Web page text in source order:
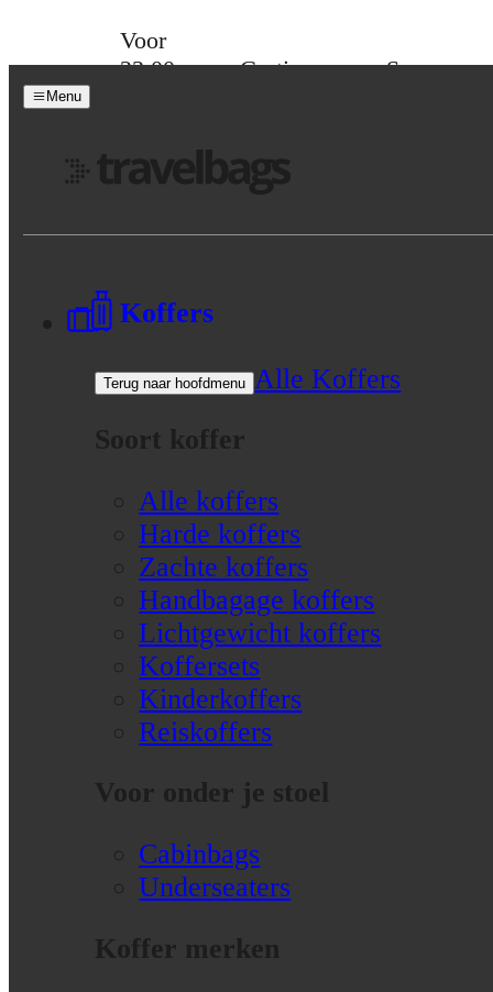
Voor
23:00
Gratis
Spaar
Menu
Koffers
Terug naar hoofdmenu
Alle Koffers
Soort koffer
Alle koffers
Harde koffers
Zachte koffers
Handbagage koffers
Lichtgewicht koffers
Koffersets
Kinderkoffers
Reiskoffers
Voor onder je stoel
Cabinbags
Underseaters
Koffer merken